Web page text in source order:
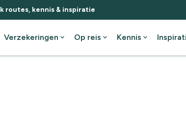
routes, kennis & inspiratie
Verzekeringen expand_more Op reis expand_more Kennis expand_more